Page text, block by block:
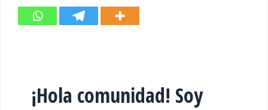
¡Hola comunidad! Soy